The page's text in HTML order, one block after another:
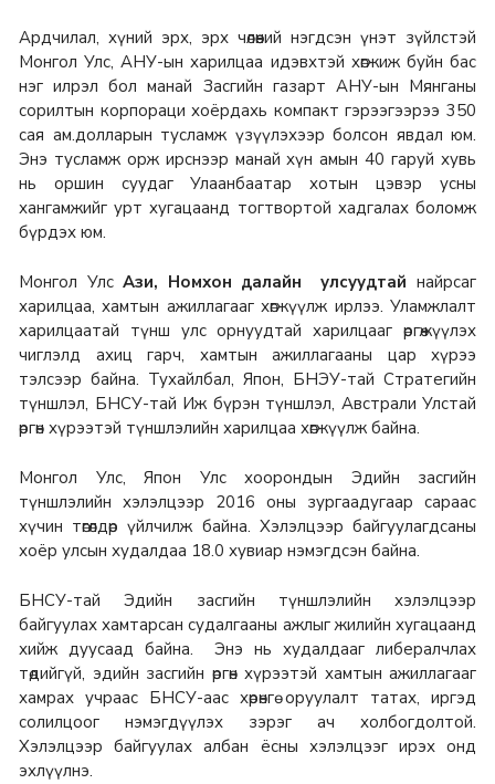
Ардчилал, хүний эрх, эрх чөлөөний нэгдсэн үнэт зүйлстэй
Монгол Улс, АНУ-ын харилцаа идэвхтэй хөгжиж буйн бас
нэг илрэл бол манай Засгийн газарт АНУ-ын Мянганы
сорилтын корпораци хоёрдахь компакт гэрээгээрээ 350
сая ам.долларын тусламж үзүүлэхээр болсон явдал юм.
Энэ тусламж орж ирснээр манай хүн амын 40 гаруй хувь
нь оршин суудаг Улаанбаатар хотын цэвэр усны
хангамжийг урт хугацаанд тогтвортой хадгалах боломж
бүрдэх юм.
Монгол УлсАзи, Номхон далайн улсуудтай найрсаг
харилцаа, хамтын ажиллагааг хөгжүүлж ирлээ. Уламжлалт
харилцаатай түнш улс орнуудтай харилцааг өргөжүүлэх
чиглэлд ахиц гарч, хамтын ажиллагааны цар хүрээ
тэлсээр байна. Тухайлбал, Япон, БНЭУ-тай Стратегийн
түншлэл, БНСУ-тай Иж бүрэн түншлэл, Австрали Улстай
өргөн хүрээтэй түншлэлийн харилцаа хөгжүүлж байна.
Монгол Улс, Япон Улс хоорондын Эдийн засгийн
түншлэлийн хэлэлцээр 2016 оны зургаадугаар сараас
хүчин төгөлдөр үйлчилж байна. Хэлэлцээр байгуулагдсаны
хоёр улсын худалдаа 18.0 хувиар нэмэгдсэн байна.
БНСУ-тай Эдийн засгийн түншлэлийн хэлэлцээр
байгуулах хамтарсан судалгааны ажлыг жилийн хугацаанд
хийж дуусаад байна. Энэ нь худалдааг либералчлах
төдийгүй, эдийн засгийн өргөн хүрээтэй хамтын ажиллагааг
хамрах учраас БНСУ-аас хөрөнгө оруулалт татах, иргэд
солилцоог нэмэгдүүлэх зэрэг ач холбогдолтой.
Хэлэлцээр байгуулах албан ёсны хэлэлцээг ирэх онд
эхлүүлнэ.